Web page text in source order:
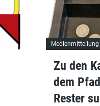
Medienmitteilung
Zu den
dem
Rester